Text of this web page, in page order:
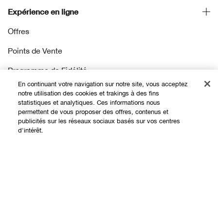
Expérience en ligne
Offres
Points de Vente
Programme de Fidélité
À propos
Clinique Philosophy
Besoin d'aide?
En continuant votre navigation sur notre site, vous acceptez
notre utilisation des cookies et trakings à des fins
statistiques et analytiques. Ces informations nous
permettent de vous proposer des offres, contenus et
publicités sur les réseaux sociaux basés sur vos centres
d'intérêt.